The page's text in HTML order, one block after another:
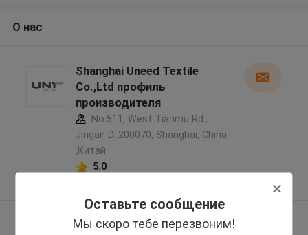
Оставьте сообщение
Мы скоро тебе перезвоним!
О нас
Shanghai Uneed Textile
Co.,Ltd профиль
производителя
No.511, West Tianmu Rd.,
Jingan D. 200070, Shanghai, China
,Китай
5.0
поставщик
Осмотрите больше